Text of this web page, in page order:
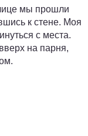
мы прошли
к стене. Моя
с места.
на парня,
.